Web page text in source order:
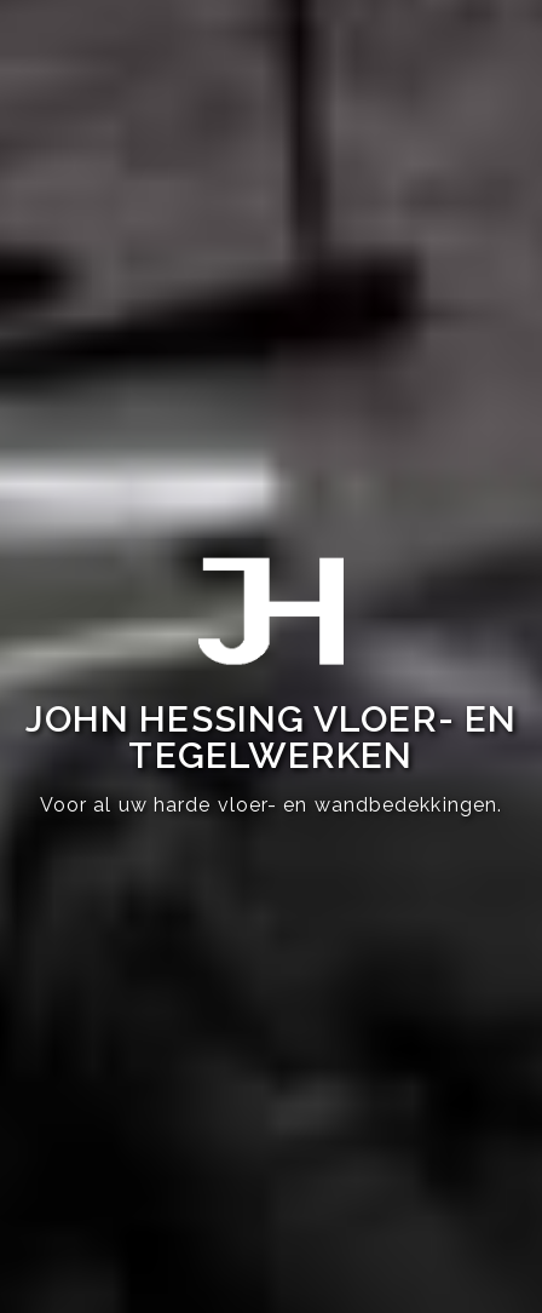
JOHN HESSING VLOER- EN
TEGELWERKEN
Voor al uw harde vloer- en wandbedekkingen.